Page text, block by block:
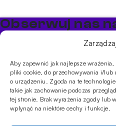
Aby zapewnić jak najlepsze
pliki cookie, do przechowywania i/lub
o urządzeniu. Zgoda na te
takie jak zachowanie podczas
tej stronie. Brak wyrażenia zgody lub
wpłynąć na niektóre cechy i funkcje.
Obserwuj nas
Bądź na bieżąco z promocjami i
PRODUKTY
ShisheCybuchyTytonie
INFORMACJE